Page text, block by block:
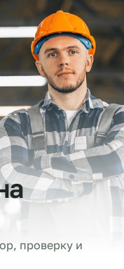
проверку и